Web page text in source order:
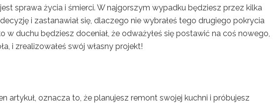
sprawa życia i śmierci. W najgorszym wypadku będziesz przez kilka
i zastanawiał się, dlaczego nie wybrałeś tego drugiego pokrycia
w duchu będziesz doceniał, że odważyłeś się postawić na coś nowego,
i zrealizowałeś swój własny projekt!
artykuł, oznacza to, że planujesz remont swojej kuchni i próbujesz